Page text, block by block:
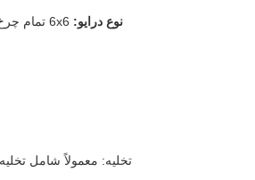
نوع درایو:
تخلیه: معمولاً شامل